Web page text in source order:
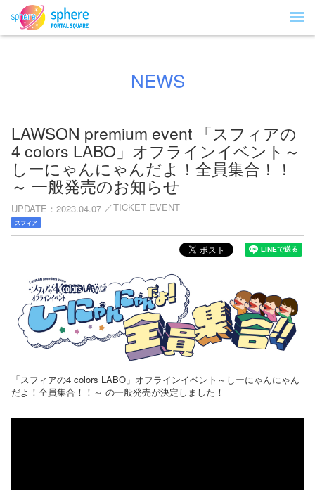
NEWS
LAWSON premium event 「スフィアの
4 colors LABO」オフラインイベント～
しーにゃんにゃんだよ！全員集合！！
～ 一般発売のお知らせ
UPDATE 2023.04.07 TICKET EVENT
スフィア
「スフィアの4 colors LABO」オフラインイベント～しーにゃんにゃん
だよ！全員集合！！～ の一般発売が決定しました！